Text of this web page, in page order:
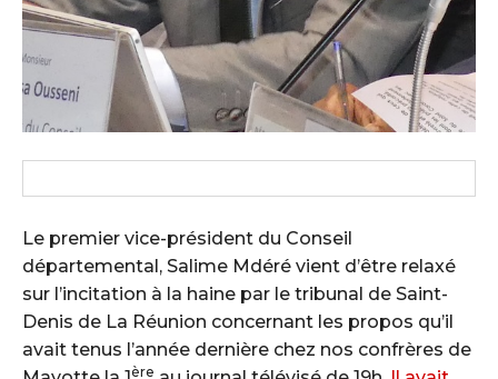
Le premier vice-président du Conseil
départemental, Salime Mdéré vient d’être relaxé
sur l’incitation à la haine par le tribunal de Saint-
Denis de La Réunion concernant les propos qu’il
avait tenus l’année dernière chez nos confrères de
ère